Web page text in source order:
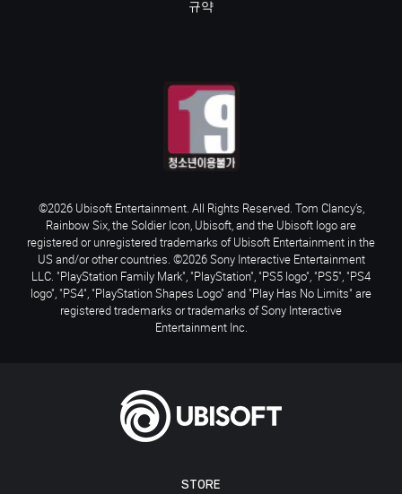
STORE
규약
©2026 Ubisoft Entertainment. All Rights Reserved. Tom Clancy’s,
Rainbow Six, the Soldier Icon, Ubisoft, and the Ubisoft logo are
registered or unregistered trademarks of Ubisoft Entertainment in the
US and/or other countries. ©2026 Sony Interactive Entertainment
LLC. "PlayStation Family Mark", "PlayStation", "PS5 logo", "PS5", "PS4
logo", "PS4", "PlayStation Shapes Logo" and "Play Has No Limits" are
registered trademarks or trademarks of Sony Interactive
Entertainment Inc.